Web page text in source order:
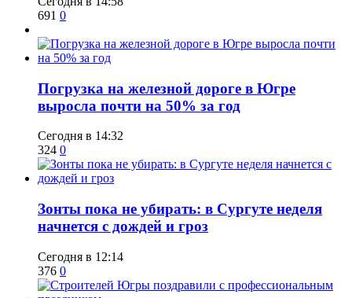
691 0
​Погрузка на железной дороге в Югре
выросла почти на 50% за год
Сегодня в 14:32
324 0
​Зонты пока не убирать: в Сургуте неделя
начнется с дождей и гроз
Сегодня в 12:14
376 0